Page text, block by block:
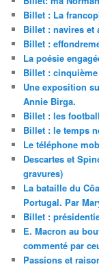
Billet : La
Billet : navires et
Billet :
La poésie
Billet :
Une exposition
Annie Birga.
Billet : les
Billet : le temps
Le téléphone
Descartes et
gravures)
La bataille du
Portugal. Par
Billet :
E. Macron au
commenté par
Passions et